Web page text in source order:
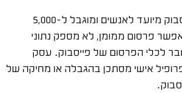
פרופיל אישי בפייסבוק מיועד לאנשים ומוגבל ל-5,000
פרסום ממומן, לא מספק נתוני
לכלי הפרסום של פייסבוק. עסק
אישי מסתכן בהגבלה או מחיקה של